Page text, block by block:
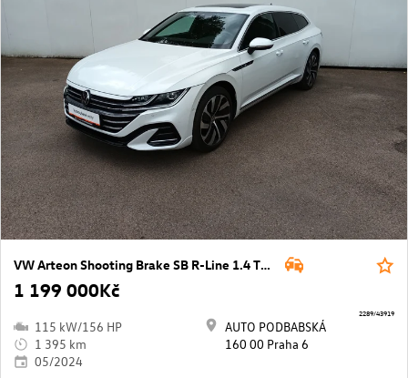
VW Arteon Shooting Brake SB R-Line 1.4 TSI 115 / 160 kW eHybrid DSG6
1 199 000Kč
115 kW/156 HP
1 395 km
05/2024
AUTO PODBABSKÁ
160 00 Praha 6
2289/43919